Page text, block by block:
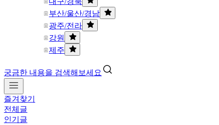
부산/울산/경남
광주/전라
강원
제주
궁금한 내용을 검색해보세요
즐겨찾기
전체글
인기글